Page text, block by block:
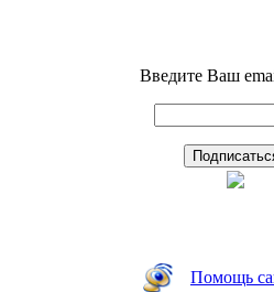
Введите Ваш
Помощь